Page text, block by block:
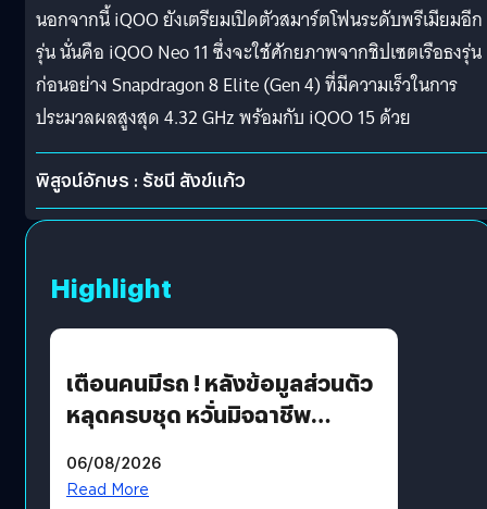
นอกจากนี้ iQOO ยังเตรียมเปิดตัวสมาร์ตโฟนระดับพรีเมียมอีก
รุ่น นั่นคือ iQOO Neo 11 ซึ่งจะใช้ศักยภาพจากชิปเซตเรือธงรุ่น
ก่อนอย่าง Snapdragon 8 Elite (Gen 4) ที่มีความเร็วในการ
ประมวลผลสูงสุด 4.32 GHz พร้อมกับ iQOO 15 ด้วย
พิสูจน์อักษร : รัชนี สังข์แก้ว
Highlight
เตือนคนมีรถ ! หลังข้อมูลส่วนตัว
หลุดครบชุด หวั่นมิจฉาชีพ
รหัสผ่านหลุด ไม่ใช่แฮกเกอร์
06/08/2026
Read More